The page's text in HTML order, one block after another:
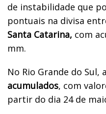
de instabilidade que
pontuais na divisa
Santa Catarina, com
mm.
No Rio Grande do Sul, a
acumulados, com
partir do dia 24 de